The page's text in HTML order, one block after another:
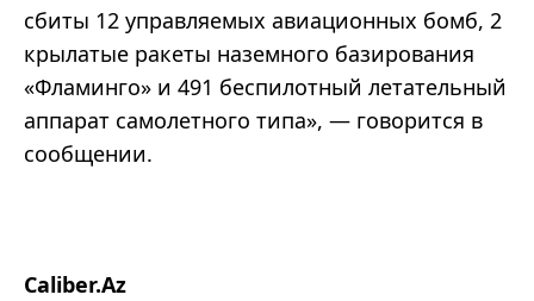
сбиты 12 управляемых авиационных бомб, 2
крылатые ракеты наземного базирования
«Фламинго» и 491 беспилотный летательный
аппарат самолетного типа», — говорится в
сообщении.
Caliber.Az